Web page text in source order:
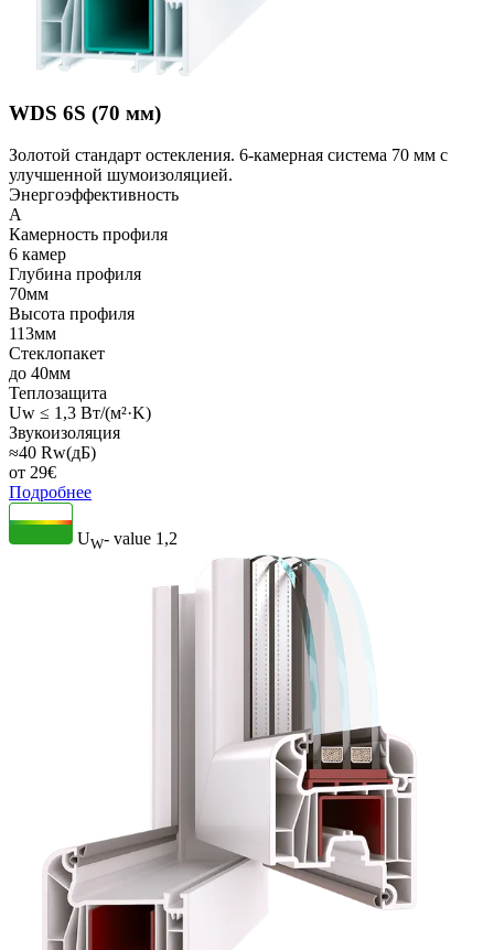
WDS 6S (70 мм)
Золотой стандарт остекления. 6-камерная система 70 мм с
улучшенной шумоизоляцией.
Энергоэффективность
A
Камерность профиля
6 камер
Глубина профиля
70мм
Высота профиля
113мм
Стеклопакет
до 40мм
Теплозащита
Uw ≤ 1,3 Вт/(м²·K)
Звукоизоляция
≈40 Rw(дБ)
от 29€
Подробнее
UW- value 1,2